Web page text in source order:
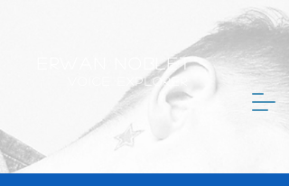
Erwan Noblet
Voice Explorer